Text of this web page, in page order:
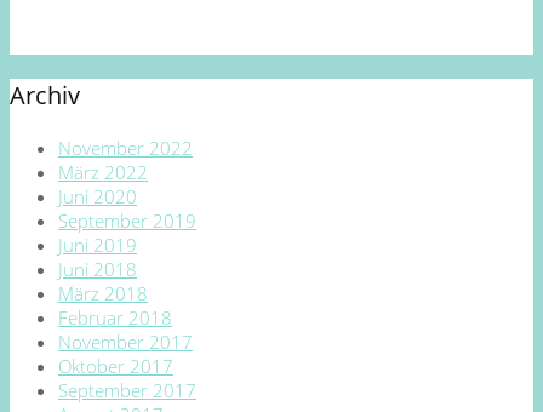
Archiv
November 2022
März 2022
Juni 2020
September 2019
Juni 2019
Juni 2018
März 2018
Februar 2018
November 2017
Oktober 2017
September 2017